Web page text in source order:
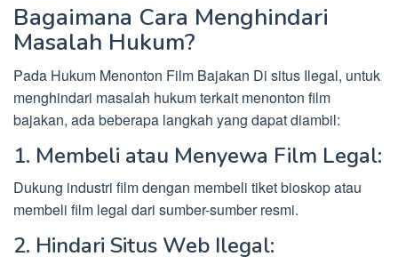
Bagaimana Cara Menghindari
Masalah Hukum?
Pada Hukum Menonton Film Bajakan Di situs Ilegal, untuk
menghindari masalah hukum terkait menonton film
bajakan, ada beberapa langkah yang dapat diambil:
1. Membeli atau Menyewa Film Legal:
Dukung industri film dengan membeli tiket bioskop atau
membeli film legal dari sumber-sumber resmi.
2. Hindari Situs Web Ilegal: